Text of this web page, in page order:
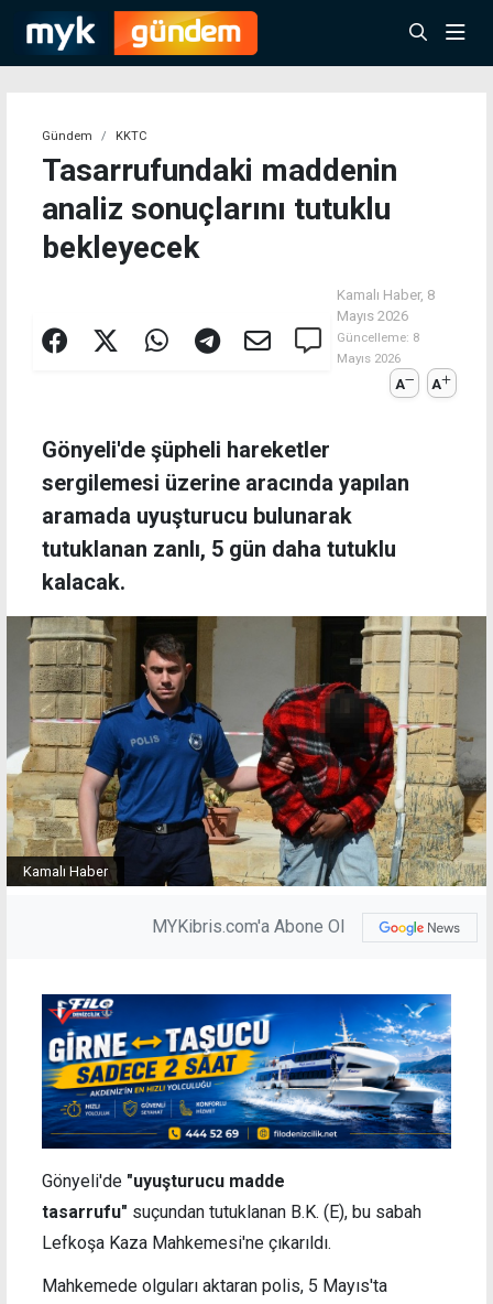
Gündem KKTC
Tasarrufundaki maddenin
analiz sonuçlarını tutuklu
bekleyecek
Kamalı Haber, 8
Mayıs 2026
Güncelleme: 8
Mayıs 2026
A A
Gönyeli'de şüpheli hareketler
sergilemesi üzerine aracında yapılan
aramada uyuşturucu bulunarak
tutuklanan zanlı, 5 gün daha tutuklu
kalacak.
Kamalı Haber
MYKibris.com'a Abone Ol
Gönyeli'de "uyuşturucu madde
tasarrufu" suçundan tutuklanan B.K. (E), bu sabah
Lefkoşa Kaza Mahkemesi'ne çıkarıldı.
Mahkemede olguları aktaran polis, 5 Mayıs'ta